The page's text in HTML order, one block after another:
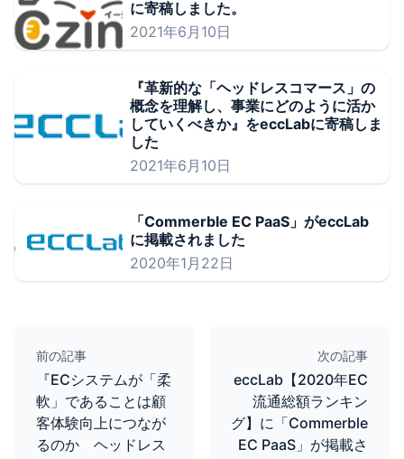
に寄稿しました。
2021年6月10日
『革新的な「ヘッドレスコマース」の
概念を理解し、事業にどのように活か
していくべきか』をeccLabに寄稿しま
した
2021年6月10日
「Commerble EC PaaS」がeccLab
に掲載されました
2020年1月22日
前の記事
『ECシステムが「柔
軟」であることは顧
客体験向上につなが
るのか ヘッドレス
次の記事
eccLab【2020年EC
流通総額ランキン
グ】に「Commerble
EC PaaS」が掲載さ